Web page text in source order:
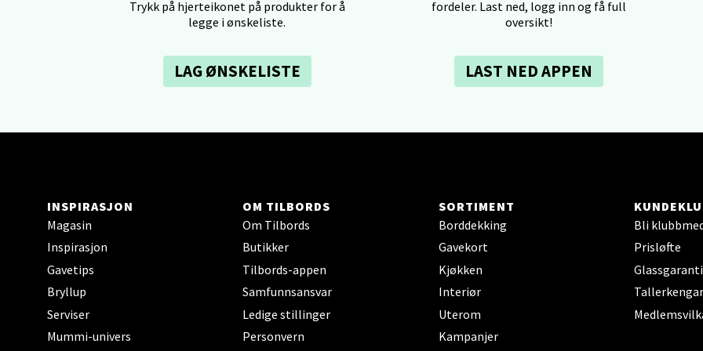
Trykk på hjerteikonet på produkter for å
legge i ønskeliste.
LAG ØNSKELISTE
fordeler. Last ned, logg inn og få full
oversikt!
LAST NED APPEN
INSPIRASJON
Magasin
Inspirasjon
Gavetips
Bryllup
Serviser
Mummi-univers
OM TILBORDS
Om Tilbords
Butikker
Tilbords-appen
Samfunnsansvar
Ledige stillinger
Personvern
SORTIMENT
Borddekking
Gavekort
Kjøkken
Interiør
Uterom
Kampanjer
Bli
Prisløfte
Glassgaranti
Trondheim - Sirkus Shopping
Ski - Thon Senter Ski
Ski Storsenter, Jernbanesvingen 6, 1400 Ski